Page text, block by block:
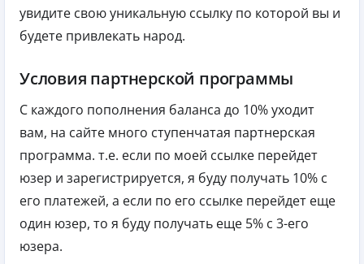
увидите свою уникальную ссылку по которой вы и
будете привлекать народ.
Условия партнерской программы
С каждого пополнения баланса до 10% уходит
вам, на сайте много ступенчатая партнерская
программа. т.е. если по моей ссылке перейдет
юзер и зарегистрируется, я буду получать 10% с
его платежей, а если по его ссылке перейдет еще
один юзер, то я буду получать еще 5% с 3-его
юзера.